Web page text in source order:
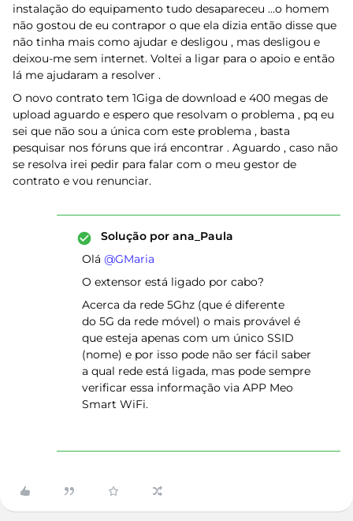
instalação do equipamento tudo desapareceu ...o homem
não gostou de eu contrapor o que ela dizia então disse que
não tinha mais como ajudar e desligou , mas desligou e
deixou-me sem internet. Voltei a ligar para o apoio e então
lá me ajudaram a resolver .
O novo contrato tem 1Giga de download e 400 megas de
upload aguardo e espero que resolvam o problema , pq eu
sei que não sou a única com este problema , basta
pesquisar nos fóruns que irá encontrar . Aguardo , caso não
se resolva irei pedir para falar com o meu gestor de
contrato e vou renunciar.
Solução por ana_Paula
Olá ​ @GMaria
O extensor está ligado por cabo?
Acerca da rede 5Ghz (que é diferente
do 5G da rede móvel) o mais provável é
que esteja apenas com um único SSID
(nome) e por isso pode não ser fácil saber
a qual rede está ligada, mas pode sempre
verificar essa informação via APP Meo
Smart WiFi.